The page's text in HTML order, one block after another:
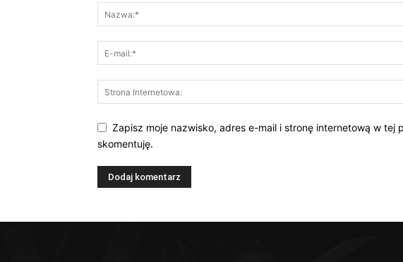
Zapisz moje nazwisko, adres e-mail i stronę internetową w
skomentuję.